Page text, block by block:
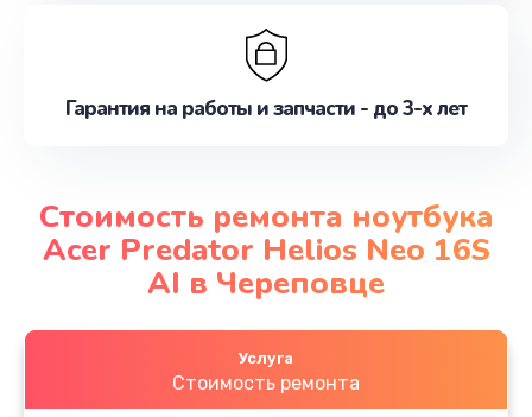
Гарантия на работы и запчасти - до 3-х лет
Стоимость ремонта ноутбука
Acer Predator Helios Neo 16S
AI в Череповце
Услуга
Стоимость ремонта